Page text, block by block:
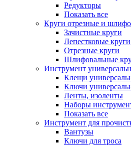
Редукторы
Показать все
Круги отрезные и
Зачистные круги
Лепестковые круги
Отрезные круги
Шлифовальные
Инструмент
Клещи
Ключи
Ленты, изоленты
Наборы
Показать все
Инструмент для
Вантузы
Ключи для троса